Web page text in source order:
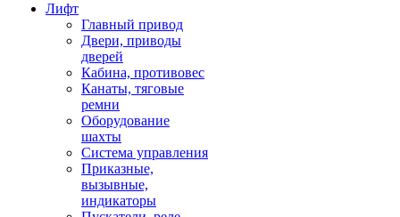
Лифт
Главный привод
Двери, приводы
дверей
Кабина, противовес
Канаты, тяговые
ремни
Оборудование
шахты
Система управления
Приказные,
вызывные,
индикаторы